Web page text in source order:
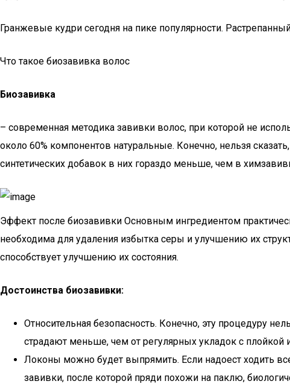
Гранжевые кудри сегодня на пике популярности.
Что такое биозавивка волос
Биозавивка
– современная методика завивки волос, при которой не
около 60% компонентов натуральные. Конечно, нельзя
синтетических добавок в них гораздо меньше, чем в
Эффект после биозавивки Основным ингредиентом
необходима для удаления избытка серы и улучшению их
способствует улучшению их состояния.
Достоинства биозавивки:
Относительная безопасность. Конечно, эту процедуру
страдают меньше, чем от регулярных укладок с
Локоны можно будет выпрямить. Если надоест ходить
завивки, после которой пряди похожи на паклю,